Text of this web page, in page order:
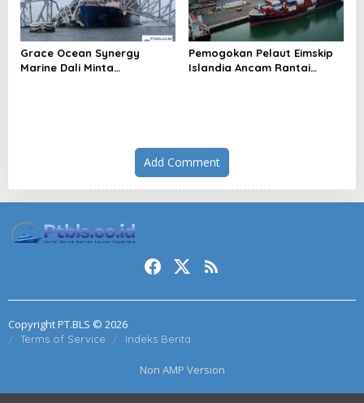
Grace Ocean Synergy
Marine Dali Minta
Pemogokan Pelaut Eimskip
Islandia Ancam Rantai
Add Comment
Copyright PT.BLS © 2026
Terms of Service Indeks Berita
Non AMP Version